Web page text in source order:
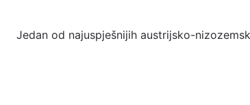
Jedan od najuspješnijih austrijsko-